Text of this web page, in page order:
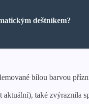
deštníkem?
bílou barvou
také zvýraznila